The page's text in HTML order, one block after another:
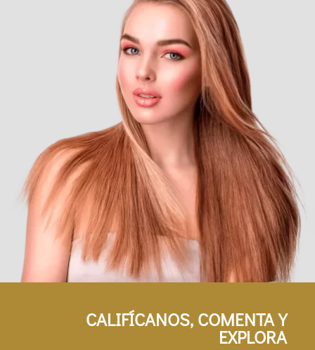
CALIFÍCANOS, COMENTA Y
EXPLORA